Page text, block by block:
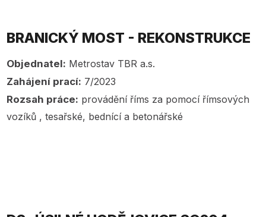
BRANICKÝ MOST - REKONSTRUKCE
Objednatel: Metrostav TBR a.s.
Zahájení prací: 7/2023
Rozsah práce: provádění říms za pomocí římsových
vozíků , tesařské, bednící a betonářské